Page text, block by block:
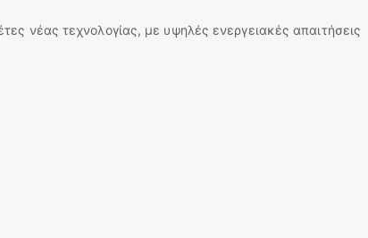
νέας τεχνολογίας, με υψηλές ενεργειακές απαιτήσεις